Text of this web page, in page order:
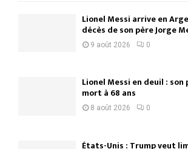
Lionel Messi arrive en
décès de son père Jorge
9 août 2026 0
Lionel Messi en deuil : son
mort à 68 ans
8 août 2026 0
États-Unis : Trump veut